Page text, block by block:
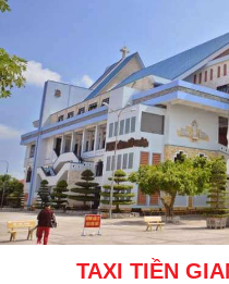
TAXI TIỀN